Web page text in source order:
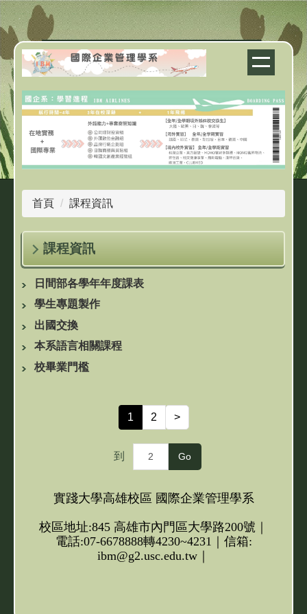
跳
到
主
要
內
容
區
首頁 課程資訊
課程資訊
日間部各學年年度課表
學生專題製作
出國交換
本系語言相關課程
校畢業門檻
1 2 >
到 Go
實踐大學高雄校區 國際企業管理學系
校區地址:845 高雄市內門區大學路200號｜
電話:07-6678888轉4230~4231｜信箱:
ibm@g2.usc.edu.tw｜